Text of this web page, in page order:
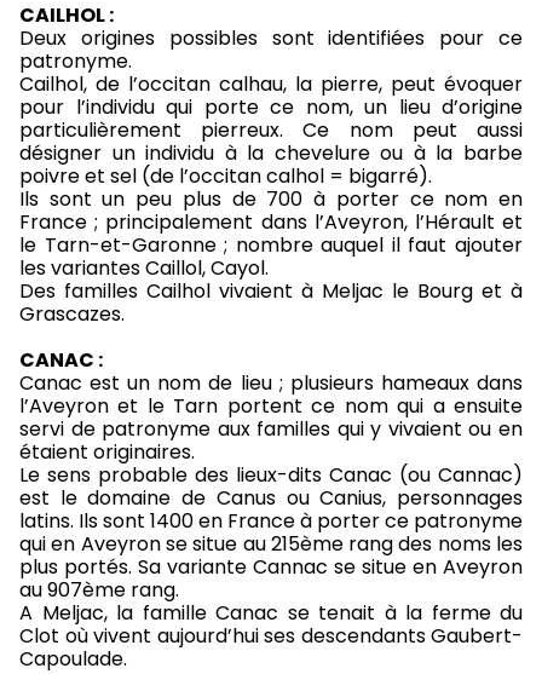
CAILHOL :
Deux origines possibles sont identifiées pour ce
patronyme.
Cailhol, de l’occitan calhau, la pierre, peut évoquer
pour l’individu qui porte ce nom, un lieu d’origine
particulièrement pierreux. Ce nom peut aussi
désigner un individu à la chevelure ou à la barbe
poivre et sel (de l’occitan calhol = bigarré).
Ils sont un peu plus de 700 à porter ce nom en
France ; principalement dans l’Aveyron, l’Hérault et
le Tarn-et-Garonne ; nombre auquel il faut ajouter
les variantes Caillol, Cayol.
Des familles Cailhol vivaient à Meljac le Bourg et à
Grascazes.
CANAC :
Canac est un nom de lieu ; plusieurs hameaux dans
l’Aveyron et le Tarn portent ce nom qui a ensuite
servi de patronyme aux familles qui y vivaient ou en
étaient originaires.
Le sens probable des lieux-dits Canac (ou Cannac)
est le domaine de Canus ou Canius, personnages
latins. Ils sont 1400 en France à porter ce patronyme
qui en Aveyron se situe au 215ème rang des noms les
plus portés. Sa variante Cannac se situe en Aveyron
au 907ème rang.
A Meljac, la famille Canac se tenait à la ferme du
Clot où vivent aujourd’hui ses descendants Gaubert-
Capoulade.